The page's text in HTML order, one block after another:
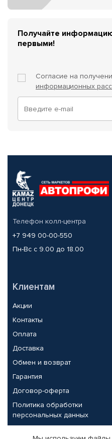
Получайте
первыми!
Согласие на
информационных
Телефон колл-центра
+7 949 00-00-550
Пн-Вс с 9.00 до 18.00
Клиентам
Акции
Контакты
Оплата
Доставка
Обмен и возврат
Гарантия
Договор-оферта
Политика обработки
персональных данных